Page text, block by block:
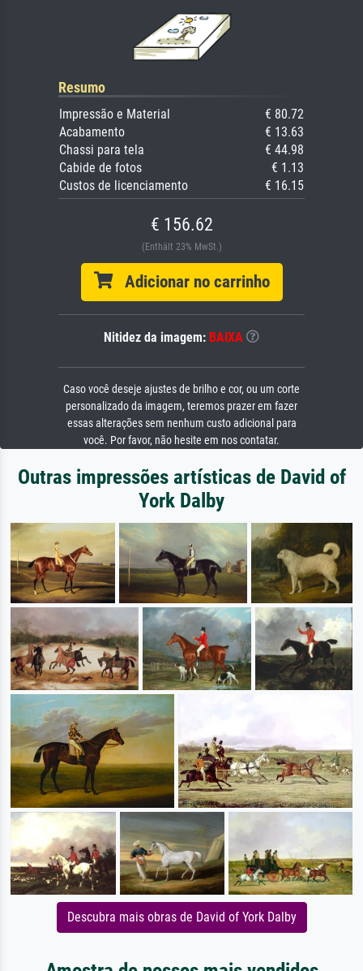
Resumo
Impressão e Material
€ 80.72
Acabamento
€ 13.63
Chassi para tela
€ 44.98
Cabide de fotos
€ 1.13
Custos de licenciamento
€ 16.15
€ 156.62
(Enthält 23% MwSt.)
Adicionar no carrinho
Nitidez da imagem: BAIXA
Caso você deseje ajustes de brilho e cor, ou um corte
personalizado da imagem, teremos prazer em fazer
essas alterações sem nenhum custo adicional para
você. Por favor, não hesite em nos contatar.
Outras impressões artísticas de David of
York Dalby
Descubra mais obras de David of York Dalby